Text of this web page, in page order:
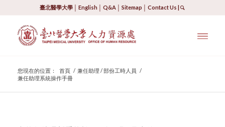
臺北醫學大學 │English │Q&A │Sitemap │Contact Us |
您現在的位置： 首頁 / 兼任助理 / 部份工時人員 /
兼任助理系統操作手冊